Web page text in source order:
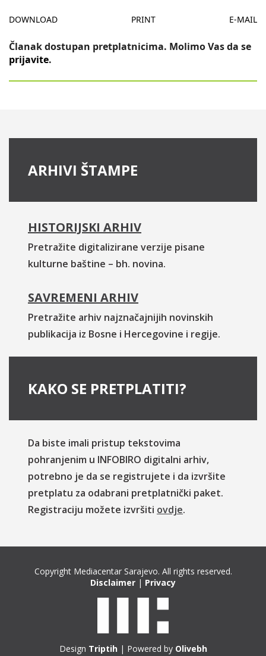
DOWNLOAD PRINT E-MAIL
Članak dostupan pretplatnicima. Molimo Vas da se
prijavite.
ARHIVI ŠTAMPE
HISTORIJSKI ARHIV
Pretražite digitalizirane verzije pisane
kulturne baštine – bh. novina.
SAVREMENI ARHIV
Pretražite arhiv najznačajnijih novinskih
publikacija iz Bosne i Hercegovine i regije.
KAKO SE PRETPLATITI?
Da biste imali pristup tekstovima
pohranjenim u INFOBIRO digitalni arhiv,
potrebno je da se registrujete i da izvršite
pretplatu za odabrani pretplatnički paket.
Registraciju možete izvršiti ovdje.
Copyright Mediacentar Sarajevo. All rights reserved.
Disclaimer | Privacy
Design Triptih| Powered by Olivebh